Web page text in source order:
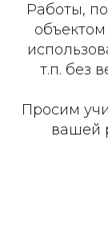
Работы,
т.п. без
Просим
вашей